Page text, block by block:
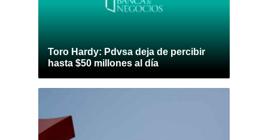
Toro Hardy: Pdvsa deja de percibir
hasta $50 millones al día